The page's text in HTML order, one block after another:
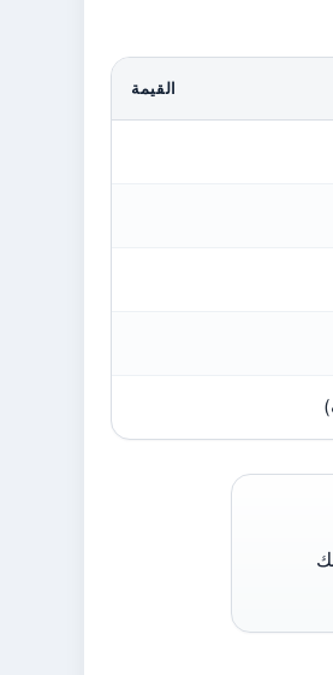
القيمة